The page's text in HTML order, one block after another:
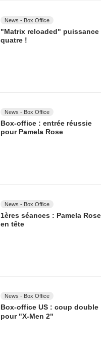
News - Box Office
"Matrix reloaded" puissance
quatre !
News - Box Office
Box-office : entrée réussie
pour Pamela Rose
News - Box Office
1ères séances : Pamela Rose
en tête
News - Box Office
Box-office US : coup double
pour "X-Men 2"